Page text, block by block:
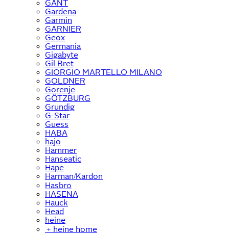
GANT
Gardena
Garmin
GARNIER
Geox
Germania
Gigabyte
Gil Bret
GIORGIO MARTELLO MILANO
GOLDNER
Gorenje
GÖTZBURG
Grundig
G-Star
Guess
HABA
hajo
Hammer
Hanseatic
Hape
Harman/Kardon
Hasbro
HASENA
Hauck
Head
heine
﹢ heine home